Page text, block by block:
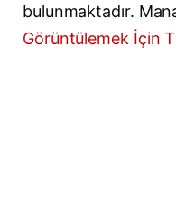
bulunmaktadır.
Görüntülemek İçin